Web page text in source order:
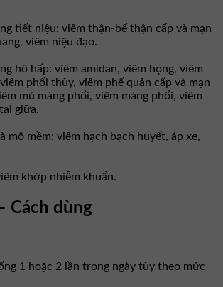
tiết niệu: viêm thận-bể thận cấp và mạn
viêm niệu đạo.
hô hấp: viêm amidan, viêm họng, viêm
phổi thùy, viêm phế quản cấp và mạn
mủ màng phổi, viêm màng phổi, viêm
giữa.
mô mềm: viêm hạch bạch huyết, áp xe,
khớp nhiễm khuẩn.
Cách dùng
1 hoặc 2 lần trong ngày tùy theo mức